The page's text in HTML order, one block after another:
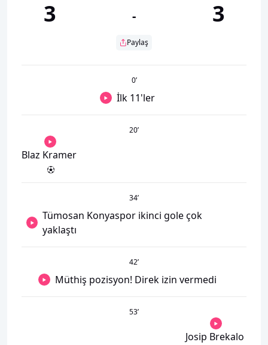
3 -
Paylaş
3
0’
İlk 11'ler
20’
Blaz Kramer
34’
Tümosan Konyaspor ikinci gole çok
yaklaştı
42’
Müthiş pozisyon! Direk izin vermedi
53’
Josip Brekalo